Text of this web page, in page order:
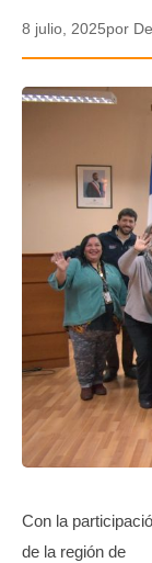
GALERIA
APP
8 julio, 2025por
Con la
de la región de